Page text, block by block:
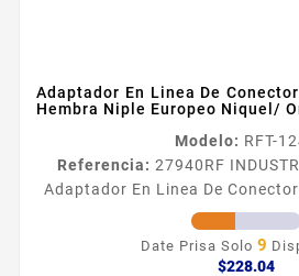
Adaptador En Linea De
Hembra Niple Europeo Niquel/
Modelo: RFT-
Referencia: 27940RF
Adaptador En Linea De
Hembra Niple Europeo
Adaptador en Liacutenea de
FME Hembra Niple Europeo
Date Prisa Solo 9
$228.04